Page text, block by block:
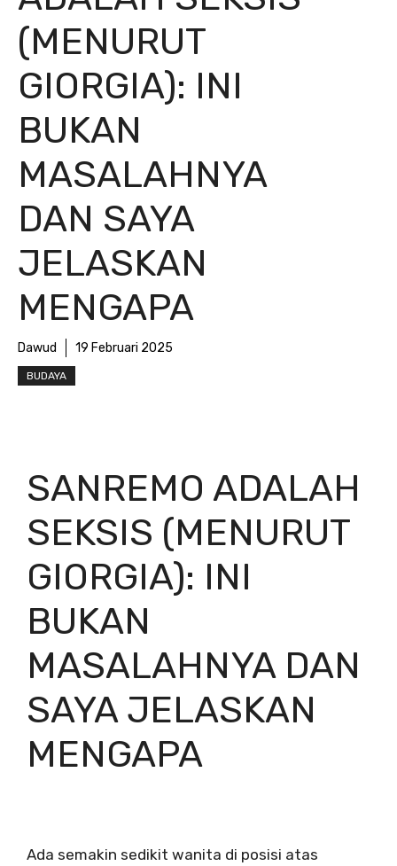
(MENURUT
GIORGIA): INI
BUKAN
MASALAHNYA
DAN SAYA
JELASKAN
MENGAPA
Dawud 19 Februari 2025
BUDAYA
SANREMO ADALAH
SEKSIS (MENURUT
GIORGIA): INI
BUKAN
MASALAHNYA DAN
SAYA JELASKAN
MENGAPA
Ada semakin sedikit wanita di posisi atas